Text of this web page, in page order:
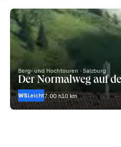
Berg- und Hochtouren · Salzburg
Der Normalweg auf
WSLeicht7:00 h10 km